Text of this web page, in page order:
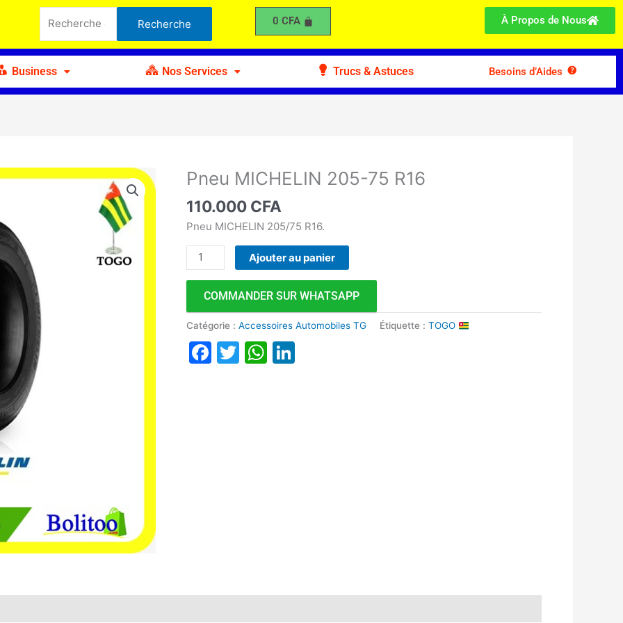
pour :
Recherche 0 CFA À Propos de Nous
Business Nos Services Trucs & Astuces Besoins d’Aides
Pneu MICHELIN 205-75 R16
110.000 CFA
Pneu MICHELIN 205/75 R16.
quantité
Pneu
MICHELIN
Ajouter au panier
COMMANDER SUR WHATSAPP
Catégorie :Accessoires Automobiles TG Étiquette :TOGO
Facebook
TwitterWhatsApp
MICHELIN
R16